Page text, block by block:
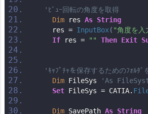
'ﾋﾞｭｰ回転の角度を取得
Dim res As String
    res =
InputBox( "角度を入
If res = "" Then Exit
'ｷｬﾌﾟﾁｬを保存するためのﾌｫﾙﾀﾞ
Dim FileSys
'As
Set FileSys = CATIA.
Dim SavePath As String